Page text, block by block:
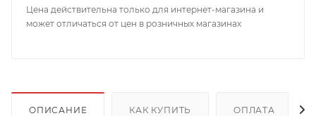
Цена действительна только для интернет-магазина и
может отличаться от цен в розничных магазинах
ОПИСАНИЕ КАК КУПИТЬ ОПЛАТА